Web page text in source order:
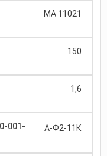
МА 11021
150
1,6
А-Ф2-11К